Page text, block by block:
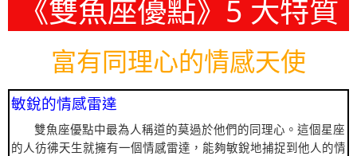
《雙魚座優點》5 大特質
富有同理心的情感天使
敏銳的情感雷達
雙魚座優點中最為人稱道的莫過於他們的同理心。這個星座
的人彷彿天生就擁有一個情感雷達，能夠敏銳地捕捉到他人的情